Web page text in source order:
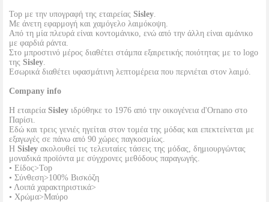
Top με την υπογραφή της εταιρείας Sisley.
Με άνετη εφαρμογή και χαμόγελο λαιμόκοψη.
Από τη μία πλευρά είναι κοντομάνικο, ενώ από την άλλη είναι αμάνικο
με φαρδιά ράντα.
Στο μπροστινό μέρος διαθέτει στάμπα εξαιρετικής ποιότητας με το logo
της Sisley.
Εσωρικά διαθέτει υφασμάτινη λεπτομέρεια που περνιέται στον λαιμό.
Company info
Η εταιρεία Sisley ιδρύθηκε το 1976 από την οικογένεια d'Ornano στο
Παρίσι.
Εδώ και τρεις γενιές ηγείται στον τομέα της μόδας και επεκτείνεται με
εξαγωγές σε πάνω από 90 χώρες παγκοσμίως.
Η Sisley ακολουθεί τις τελευταίες τάσεις της μόδας, δημιουργώντας
μοναδικά προϊόντα με σύγχρονες μεθόδους παραγωγής.
• Είδος>Top
• Σύνθεση>100% Βισκόζη
• Λοιπά χαρακτηριστικά>
• Χρώμα>Μαύρο